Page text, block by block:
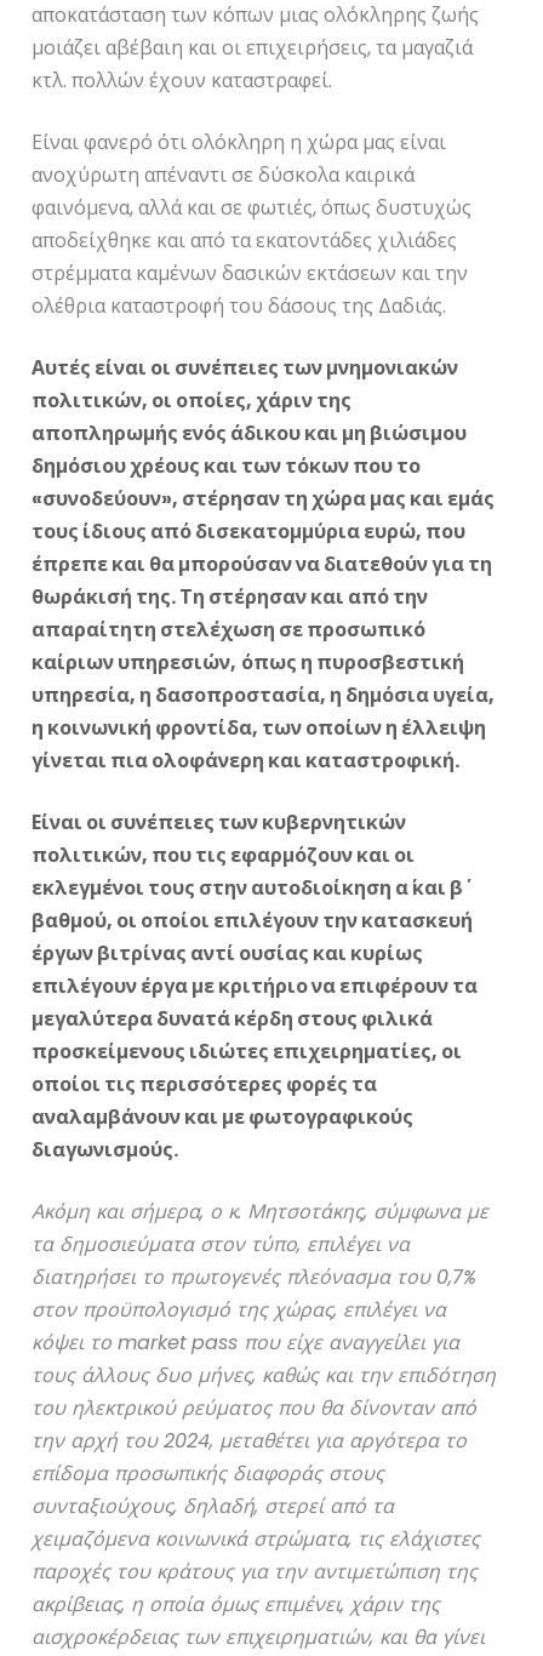
αποκατάσταση των κόπων μιας ολόκληρης ζωής
μοιάζει αβέβαιη και οι επιχειρήσεις, τα μαγαζιά
κτλ. πολλών έχουν καταστραφεί.
Είναι φανερό ότι ολόκληρη η χώρα μας είναι
ανοχύρωτη απέναντι σε δύσκολα καιρικά
φαινόμενα, αλλά και σε φωτιές, όπως δυστυχώς
αποδείχθηκε και από τα εκατοντάδες χιλιάδες
στρέμματα καμένων δασικών εκτάσεων και την
ολέθρια καταστροφή του δάσους της Δαδιάς.
Αυτές είναι οι συνέπειες των μνημονιακών
πολιτικών, οι οποίες, χάριν της
αποπληρωμής ενός άδικου και μη βιώσιμου
δημόσιου χρέους και των τόκων που το
«συνοδεύουν», στέρησαν τη χώρα μας και εμάς
τους ίδιους από δισεκατομμύρια ευρώ, που
έπρεπε και θα μπορούσαν να διατεθούν για τη
θωράκισή της. Τη στέρησαν και από την
απαραίτητη στελέχωση σε προσωπικό
καίριων υπηρεσιών, όπως η πυροσβεστική
υπηρεσία, η δασοπροστασία, η δημόσια υγεία,
η κοινωνική φροντίδα, των οποίων η έλλειψη
γίνεται πια ολοφάνερη και καταστροφική.
Είναι οι συνέπειες των κυβερνητικών
πολιτικών, που τις εφαρμόζουν και οι
εκλεγμένοι τους στην αυτοδιοίκηση α΄ και β΄
βαθμού, οι οποίοι επιλέγουν την κατασκευή
έργων βιτρίνας αντί ουσίας και κυρίως
επιλέγουν έργα με κριτήριο να επιφέρουν τα
μεγαλύτερα δυνατά κέρδη στους φιλικά
προσκείμενους ιδιώτες επιχειρηματίες, οι
οποίοι τις περισσότερες φορές τα
αναλαμβάνουν και με φωτογραφικούς
διαγωνισμούς.
Ακόμη και σήμερα, ο κ. Μητσοτάκης, σύμφωνα με
τα δημοσιεύματα στον τύπο, επιλέγει να
διατηρήσει το πρωτογενές πλεόνασμα του 0,7%
στον προϋπολογισμό της χώρας, επιλέγει να
κόψει τοmarketpass που είχε αναγγείλει για
τους άλλους δυο μήνες, καθώς και την επιδότηση
του ηλεκτρικού ρεύματος που θα δίνονταν από
την αρχή του 2024, μεταθέτει για αργότερα το
επίδομα προσωπικής διαφοράς στους
συνταξιούχους, δηλαδή, στερεί από τα
χειμαζόμενα κοινωνικά στρώματα, τις ελάχιστες
παροχές του κράτους για την αντιμετώπιση της
ακρίβειας, η οποία όμως επιμένει, χάριν της
αισχροκέρδειας των επιχειρηματιών, και θα γίνει